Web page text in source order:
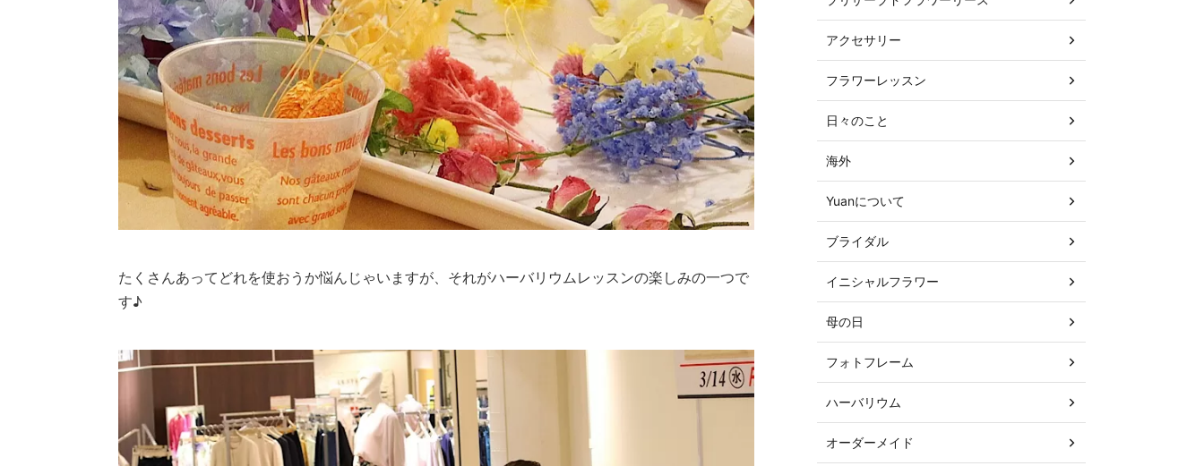
たくさんあってどれを使おうか悩んじゃいますが、それがハーバリウムレッスンの楽しみの一つで
す♪
アクセサリー
フラワーレッスン
日々のこと
海外
Yuanについて
ブライダル
イニシャルフラワー
母の日
フォトフレーム
ハーバリウム
オーダーメイド